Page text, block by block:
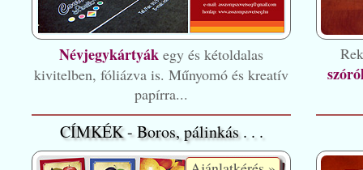
Névjegykártyák egy és kétoldalas
kivitelben, fóliázva is. Műnyomó és kreatív
papírra...
CÍMKÉK - Boros, pálinkás . . .